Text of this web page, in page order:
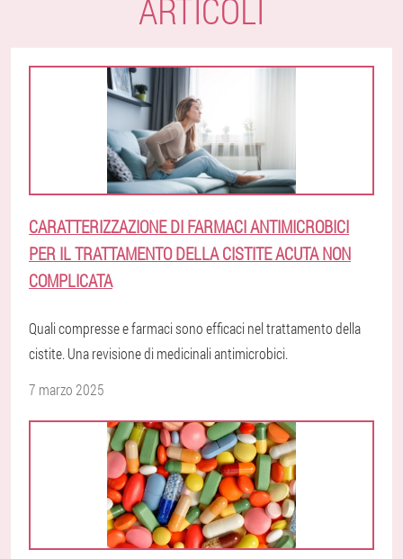
ARTICOLI
CARATTERIZZAZIONE DI FARMACI ANTIMICROBICI
PER IL TRATTAMENTO DELLA CISTITE ACUTA NON
COMPLICATA
Quali compresse e farmaci sono efficaci nel trattamento della
cistite. Una revisione di medicinali antimicrobici.
7 marzo 2025